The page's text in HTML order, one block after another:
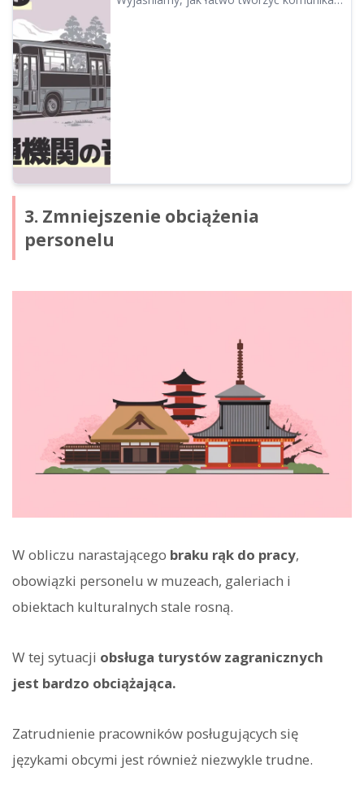
dostępność bez barier
3. Zmniejszenie obciążenia
personelu
W obliczu narastającego braku rąk do pracy,
obowiązki personelu w muzeach, galeriach i
obiektach kulturalnych stale rosną.
W tej sytuacji obsługa turystów zagranicznych
jest bardzo obciążająca.
Zatrudnienie pracowników posługujących się
językami obcymi jest również niezwykle trudne.